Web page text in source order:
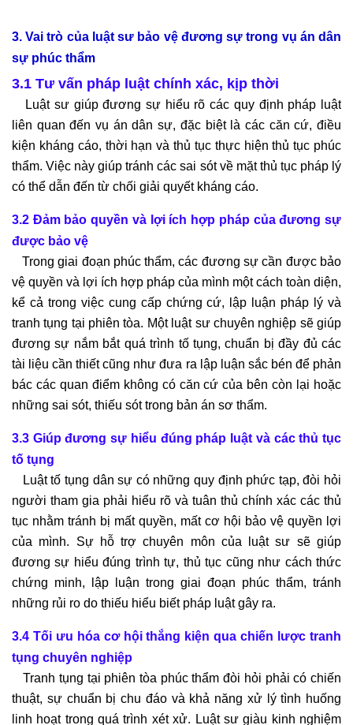
3. Vai trò của luật sư bảo vệ đương sự trong vụ án dân
sự phúc thẩm
3.1 Tư vấn pháp luật chính xác, kịp thời
Luật sư giúp đương sự hiểu rõ các quy định pháp luật
liên quan đến vụ án dân sự, đặc biệt là các căn cứ, điều
kiện kháng cáo, thời hạn và thủ tục thực hiện thủ tục phúc
thẩm. Việc này giúp tránh các sai sót về mặt thủ tục pháp lý
có thể dẫn đến từ chối giải quyết kháng cáo.
3.2 Đảm bảo quyền và lợi ích hợp pháp của đương sự
được bảo vệ
Trong giai đoạn phúc thẩm, các đương sự cần được bảo
vệ quyền và lợi ích hợp pháp của mình một cách toàn diện,
kể cả trong việc cung cấp chứng cứ, lập luận pháp lý và
tranh tụng tại phiên tòa. Một luật sư chuyên nghiệp sẽ giúp
đương sự nắm bắt quá trình tố tụng, chuẩn bị đầy đủ các
tài liệu cần thiết cũng như đưa ra lập luận sắc bén để phản
bác các quan điểm không có căn cứ của bên còn lại hoặc
những sai sót, thiếu sót trong bản án sơ thẩm.
3.3 Giúp đương sự hiểu đúng pháp luật và các thủ tục
tố tụng
Luật tố tụng dân sự có những quy định phức tạp, đòi hỏi
người tham gia phải hiểu rõ và tuân thủ chính xác các thủ
tục nhằm tránh bị mất quyền, mất cơ hội bảo vệ quyền lợi
của mình. Sự hỗ trợ chuyên môn của luật sư sẽ giúp
đương sự hiểu đúng trình tự, thủ tục cũng như cách thức
chứng minh, lập luận trong giai đoạn phúc thẩm, tránh
những rủi ro do thiếu hiểu biết pháp luật gây ra.
3.4 Tối ưu hóa cơ hội thắng kiện qua chiến lược tranh
tụng chuyên nghiệp
Tranh tụng tại phiên tòa phúc thẩm đòi hỏi phải có chiến
thuật, sự chuẩn bị chu đáo và khả năng xử lý tình huống
linh hoạt trong quá trình xét xử. Luật sư giàu kinh nghiệm